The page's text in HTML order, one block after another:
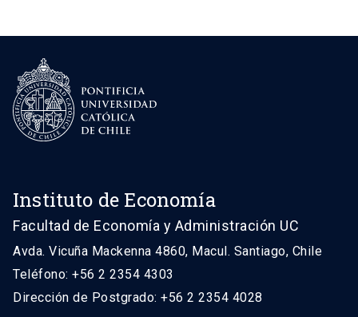
Instituto de Economía
Facultad de Economía y Administración UC
Avda. Vicuña Mackenna 4860, Macul. Santiago, Chile
Teléfono: +56 2 2354 4303
Dirección de Postgrado: +56 2 2354 4028